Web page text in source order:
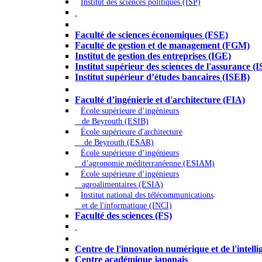
Institut des sciences politiques (ISP)
Faculté de sciences économiques (FSE)
Faculté de gestion et de management (FGM)
Institut de gestion des entreprises (IGE)
Institut supérieur des sciences de l'assurance
Institut supérieur d’études bancaires (ISEB)
Faculté d’ingénierie et d'architecture (FIA)
École supérieure d’ingénieurs
de Beyrouth (ESIB)
École supérieure d'architecture
de Beyrouth (ESAR)
École supérieure d’ingénieurs
d’agronomie méditerranéenne (ESIAM)
École supérieure d’ingénieurs
agroalimentaires (ESIA)
Institut national des télécommunications
et de l'informatique (INCI)
Faculté des sciences (FS)
Centre de l'innovation numérique et de
Centre académique japonais